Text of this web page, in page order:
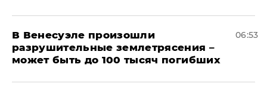
В Венесуэле произошли
разрушительные землетрясения –
может быть до 100 тысяч погибших
06:53